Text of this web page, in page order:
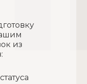
из